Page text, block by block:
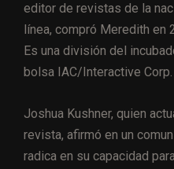
editor de revistas de la
línea, compró Meredith en
Es una división del
bolsa IAC/Interactive Corp.
Joshua Kushner, quien
revista, afirmó en un
radica en su capacidad